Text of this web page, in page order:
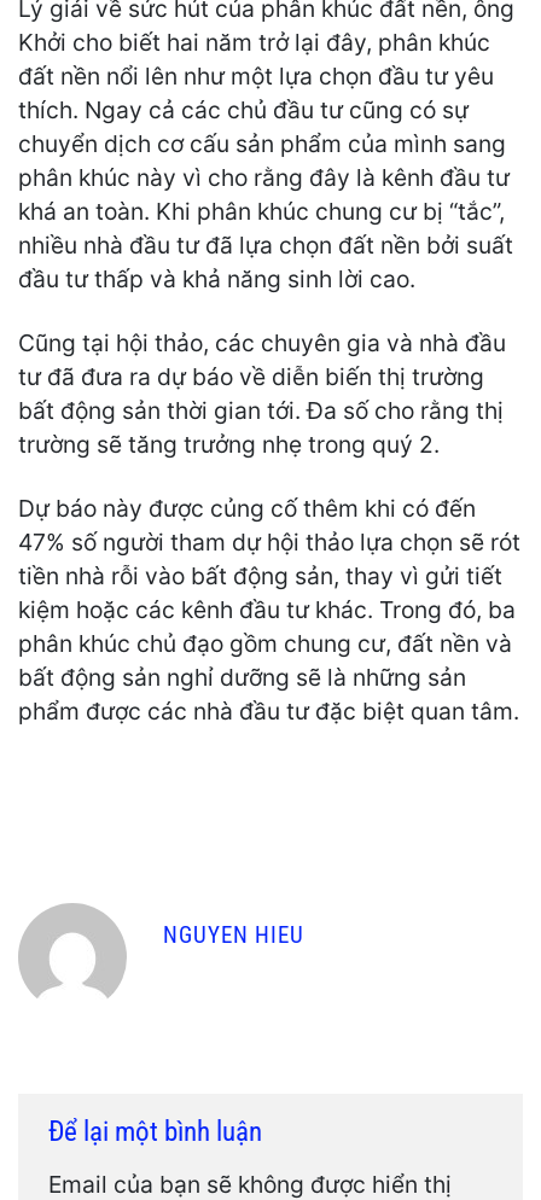
Lý giải về sức hút của phân khúc đất nền, ông
Khởi cho biết hai năm trở lại đây, phân khúc
đất nền nổi lên như một lựa chọn đầu tư yêu
thích. Ngay cả các chủ đầu tư cũng có sự
chuyển dịch cơ cấu sản phẩm của mình sang
phân khúc này vì cho rằng đây là kênh đầu tư
khá an toàn. Khi phân khúc chung cư bị “tắc”,
nhiều nhà đầu tư đã lựa chọn đất nền bởi suất
đầu tư thấp và khả năng sinh lời cao.
Cũng tại hội thảo, các chuyên gia và nhà đầu
tư đã đưa ra dự báo về diễn biến thị trường
bất động sản thời gian tới. Đa số cho rằng thị
trường sẽ tăng trưởng nhẹ trong quý 2.
Dự báo này được củng cố thêm khi có đến
47% số người tham dự hội thảo lựa chọn sẽ rót
tiền nhà rỗi vào bất động sản, thay vì gửi tiết
kiệm hoặc các kênh đầu tư khác. Trong đó, ba
phân khúc chủ đạo gồm chung cư, đất nền và
bất động sản nghỉ dưỡng sẽ là những sản
phẩm được các nhà đầu tư đặc biệt quan tâm.
NGUYEN HIEU
Để lại một bình luận
Email của bạn sẽ không được hiển thị